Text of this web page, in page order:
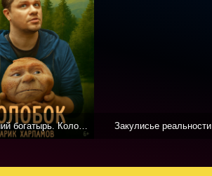
Последний богатырь. Колобок Закулисье реальности